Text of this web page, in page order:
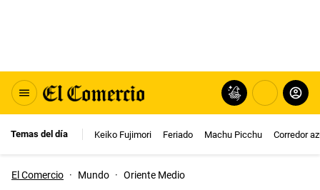
Temas del día Keiko Fujimori Feriado Machu Picchu Corredor
El Comercio · Mundo · Oriente Medio